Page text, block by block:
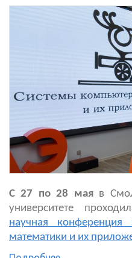
С 27 по 28 маяв
университете
научная конференция
математики и их